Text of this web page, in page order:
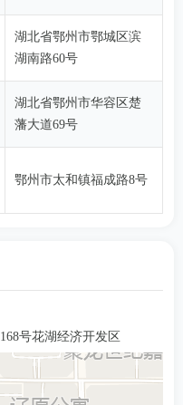
湖北省鄂州市鄂城区滨
湖南路60号
湖北省鄂州市华容区楚
藩大道69号
鄂州市太和镇福成路8号
号花湖经济开发区